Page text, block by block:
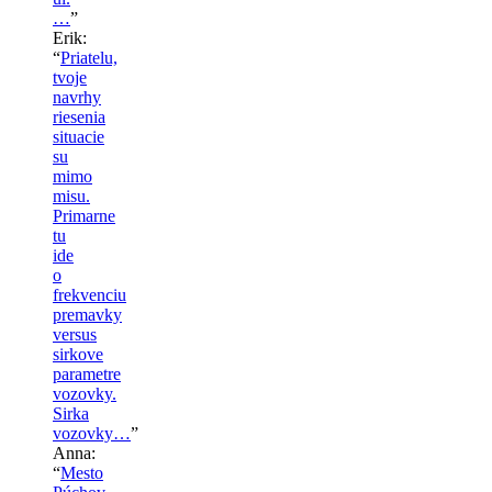
…”
Erik:
“Priatelu,
tvoje
navrhy
riesenia
situacie
su
mimo
misu.
Primarne
tu
ide
o
frekvenciu
premavky
versus
sirkove
parametre
vozovky.
Sirka
vozovky…”
Anna:
“Mesto